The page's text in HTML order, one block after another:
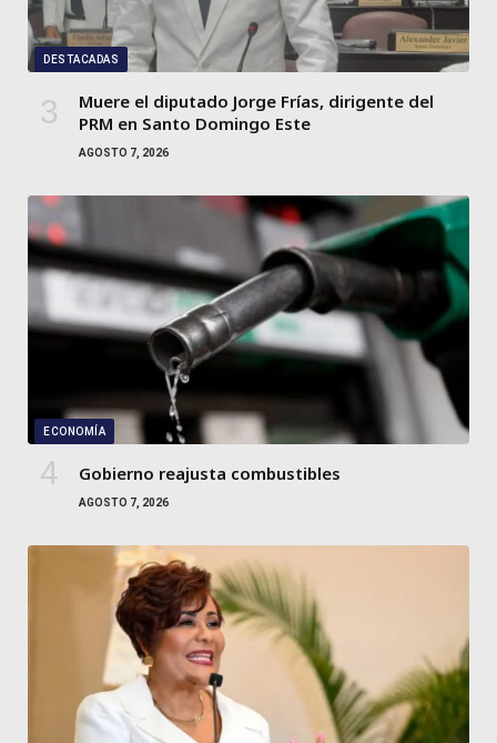
DESTACADAS
Muere el diputado Jorge Frías, dirigente del
PRM en Santo Domingo Este
AGOSTO 7, 2026
ECONOMÍA
Gobierno reajusta combustibles
AGOSTO 7, 2026